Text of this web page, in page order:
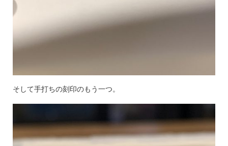
そして手打ちの刻印のもう一つ。